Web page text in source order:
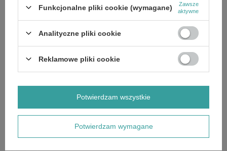
Wymiary:
Wysokość (tuleja + podstawa) - 70 mm,Średnica zewnętrzna
otworu centralnego - ok. 13 mm
Średnica zewnętrzna kołków ustalających - kwadrat ok. 13 mm,
Średnica na wał silnika - 25 mm
Szerokość rowka pod klin - ok. 6 mm
SZCZEGÓŁOWE DANE
Funkcjonalne pliki cookie (wymagane)
Zawsze
aktywne
Analityczne pliki cookie
Reklamowe pliki cookie
Potwierdzam wymagane
Potwierdzam wszystkie